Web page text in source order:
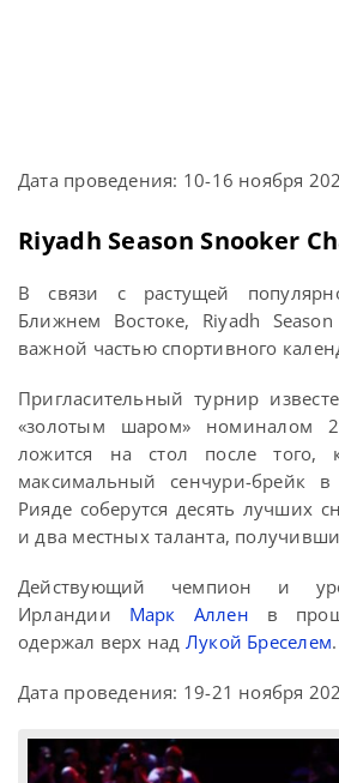
Дата проведения: 10-16 ноября
Riyadh Season Snooker
В связи с растущей
Ближнем Востоке, Riyadh
важной частью спортивного
Пригласительный турнир
«золотым шаром» номиналом
ложится на стол после того,
максимальный сенчури-брейк
Рияде соберутся десять лучших
и два местных таланта,
Действующий чемпион и
Ирландии Марк Аллен в
одержал верх над Лукой Бреселем.
Дата проведения: 19-21 ноября